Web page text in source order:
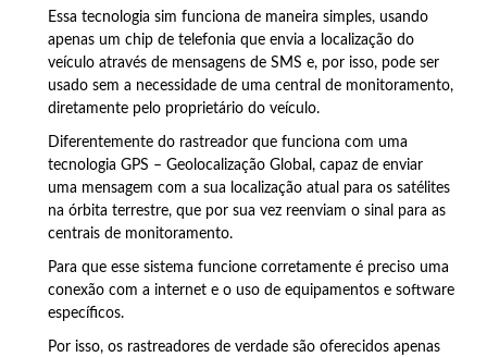
Essa tecnologia sim funciona de maneira simples, usando
apenas um chip de telefonia que envia a localização do
veículo através de mensagens de SMS e, por isso, pode ser
usado sem a necessidade de uma central de monitoramento,
diretamente pelo proprietário do veículo.
Diferentemente do rastreador que funciona com uma
tecnologia GPS – Geolocalização Global, capaz de enviar
uma mensagem com a sua localização atual para os satélites
na órbita terrestre, que por sua vez reenviam o sinal para as
centrais de monitoramento.
Para que esse sistema funcione corretamente é preciso uma
conexão com a internet e o uso de equipamentos e software
específicos.
Por isso, os rastreadores de verdade são oferecidos apenas